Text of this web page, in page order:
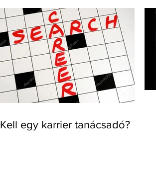
Kell egy karrier tanácsadó?